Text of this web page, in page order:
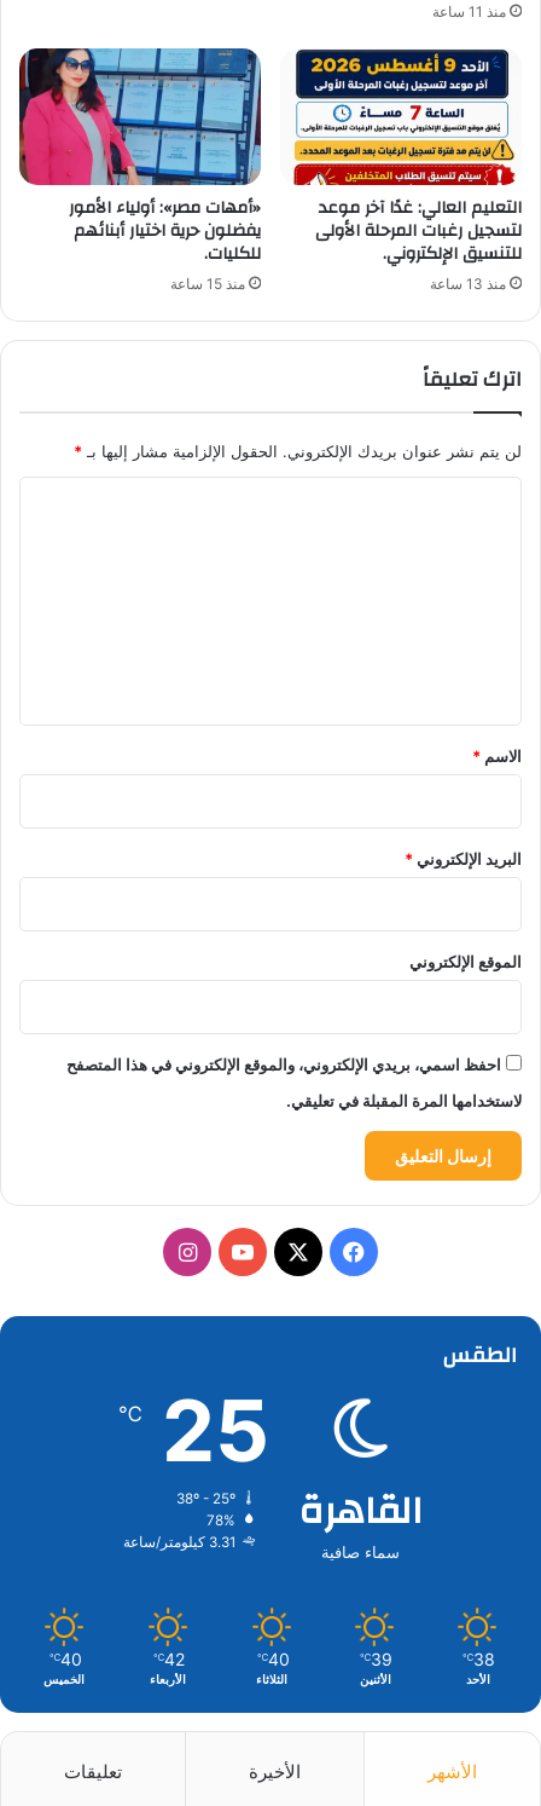
منذ 11 ساعة
التعليم العالي: غدًا آخر موعد
لتسجيل رغبات المرحلة الأولى
للتنسيق الإلكتروني.
منذ 13 ساعة
«أمهات مصر»: أولياء الأمور
يفضلون حرية اختيار أبنائهم
للكليات.
منذ 15 ساعة
اترك تعليقاً
لن يتم نشر عنوان بريدك الإلكتروني. الحقول الإلزامية مشار إليها بـ *
*
الاسم *
البريد الإلكتروني*
الموقع الإلكتروني
احفظ اسمي، بريدي الإلكتروني، والموقع الإلكتروني في هذا المتصفح
لاستخدامها المرة المقبلة في تعليقي.
فيسبوك
‫X
‫YouTubeانستقرام
الطقس
القاهرة
سماء صافية
25
℃
78%
3.31 كيلومتر/ساعة
38
℃
الأحد
39
℃
الأثنين
40
℃
الثلاثاء
42
℃
الأربعاء
40
℃
الخميس
الأشهر الأخيرة تعليقات